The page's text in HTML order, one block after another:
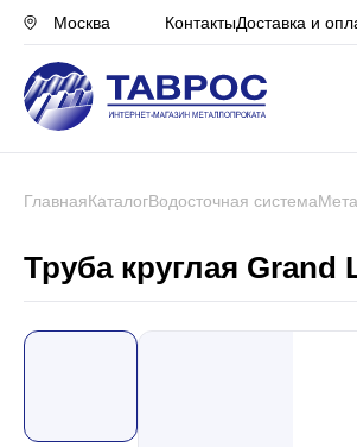
Москва КонтактыДоставка и
Назад в меню
Металлочерепица
Металлический
Чёрный металлопрокат
ГлавнаяКаталогВодосточная система
Труба круглая